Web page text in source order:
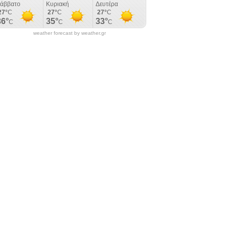
weather forecast by weather.gr